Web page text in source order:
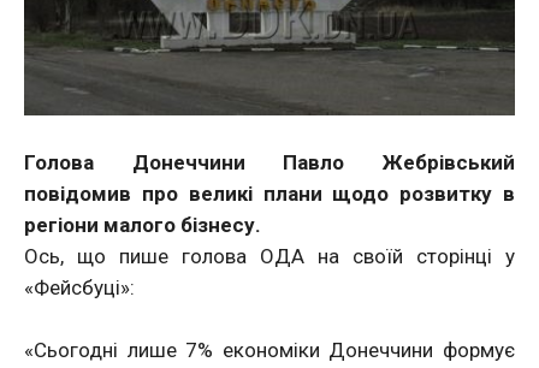
Голова Донеччини Павло Жебрівський
повідомив про великі плани щодо розвитку в
регіони малого бізнесу.
Ось, що пише голова ОДА на своїй сторінці у
«Фейсбуці»:
«Сьогодні лише 7% економіки Донеччини формує